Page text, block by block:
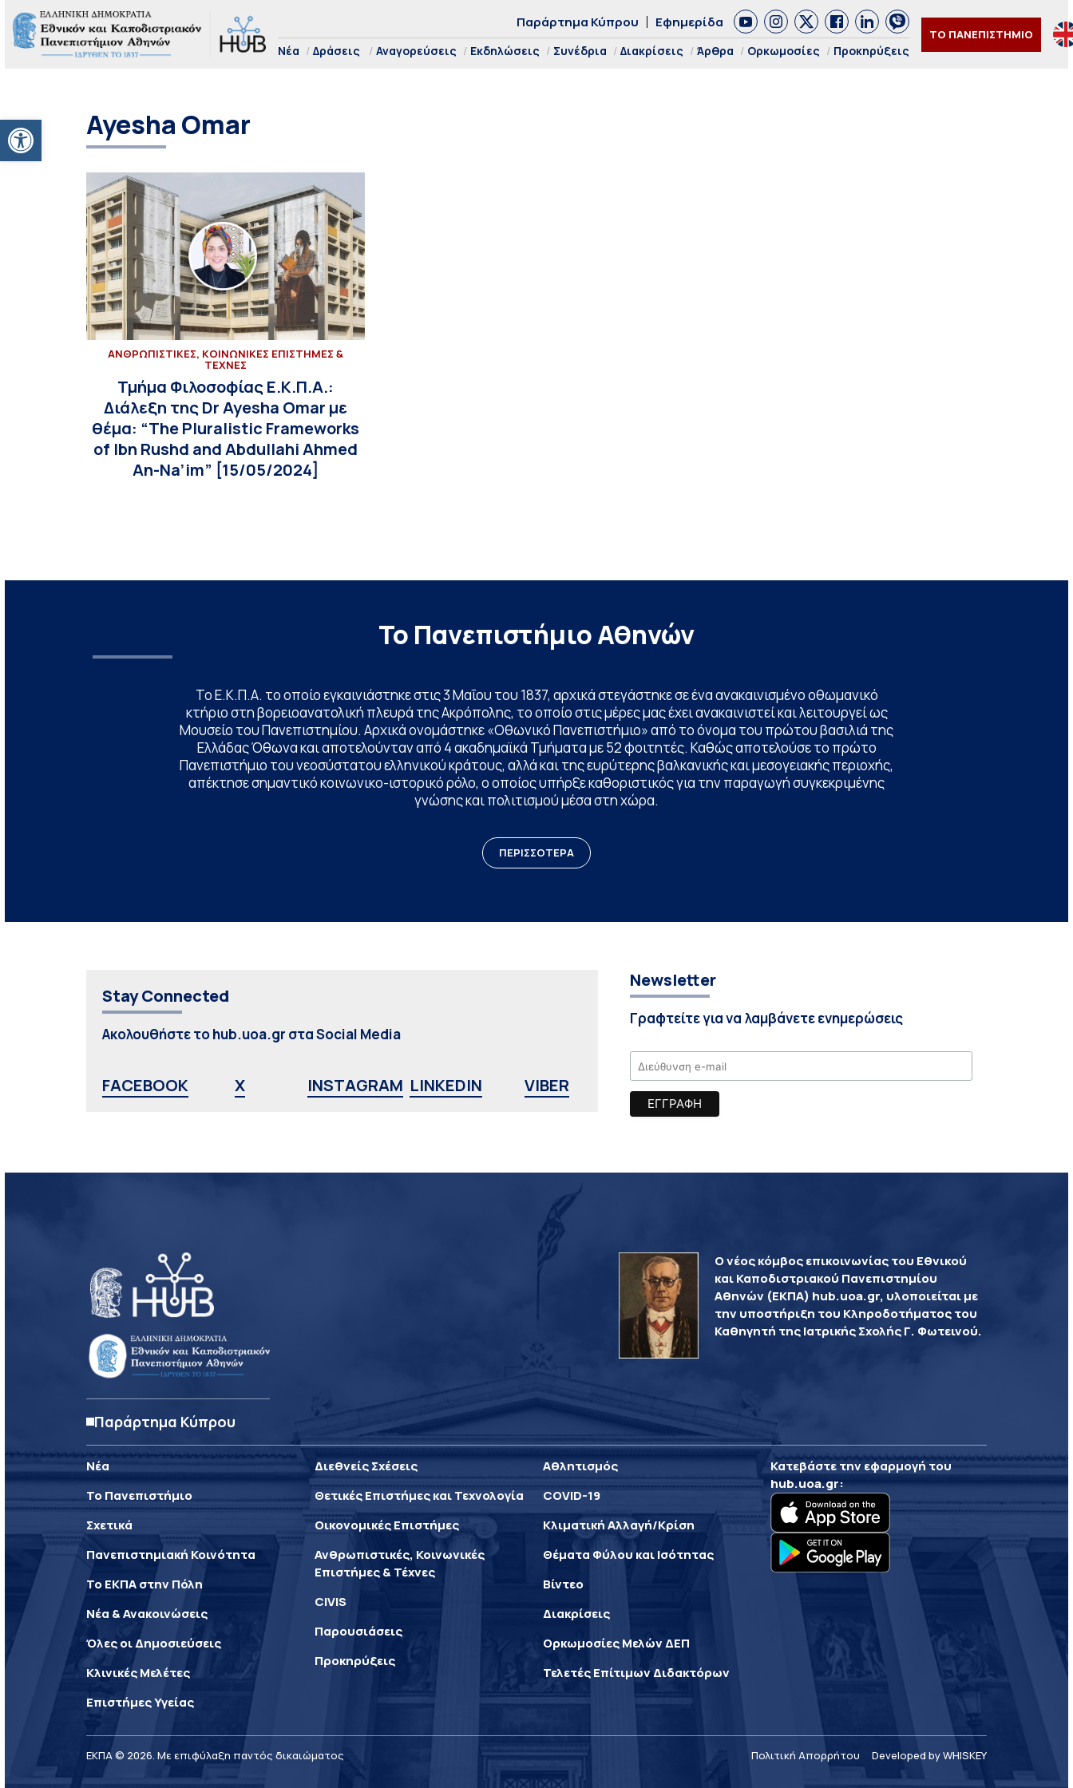
Ανοίξτε τη γραμμή εργαλείων
Παράρτημα Κύπρου Εφημερίδα
Νέα Δράσεις Αναγορεύσεις Εκδηλώσεις Συνέδρια Διακρίσεις Άρθρα Ορκωμοσίες Προκηρύξεις
ΤΟ ΠΑΝΕΠΙΣΤΗΜΙΟ
Ayesha Omar
ΑΝΘΡΩΠΙΣΤΙΚΕΣ, ΚΟΙΝΩΝΙΚΕΣ ΕΠΙΣΤΗΜΕΣ &
ΤΕΧΝΕΣ
Τμήμα Φιλοσοφίας Ε.Κ.Π.Α.:
Διάλεξη της Dr Ayesha Omar με
θέμα: “The Pluralistic Frameworks
of Ibn Rushd and Abdullahi Ahmed
An-Na’im” [15/05/2024]
Το Πανεπιστήμιο Αθηνών
Το Ε.Κ.Π.Α. το οποίο εγκαινιάστηκε στις 3 Μαΐου του 1837, αρχικά στεγάστηκε σε ένα ανακαινισμένο οθωμανικό
κτήριο στη βορειοανατολική πλευρά της Ακρόπολης, το οποίο στις μέρες μας έχει ανακαινιστεί και λειτουργεί ως
Μουσείο του Πανεπιστημίου. Αρχικά ονομάστηκε «Οθωνικό Πανεπιστήμιο» από το όνομα του πρώτου βασιλιά της
Ελλάδας Όθωνα και αποτελούνταν από 4 ακαδημαϊκά Τμήματα με 52 φοιτητές. Καθώς αποτελούσε το πρώτο
Πανεπιστήμιο του νεοσύστατου ελληνικού κράτους, αλλά και της ευρύτερης βαλκανικής και μεσογειακής περιοχής,
απέκτησε σημαντικό κοινωνικο-ιστορικό ρόλο, ο οποίος υπήρξε καθοριστικός για την παραγωγή συγκεκριμένης
γνώσης και πολιτισμού μέσα στη χώρα.
ΠΕΡΙΣΣΟΤΕΡΑ
Stay Connected
Ακολουθήστε το hub.uoa.gr στα Social Media
FACEBOOK X INSTAGRAM LINKEDIN VIBER
Newsletter
Γραφτείτε για να λαμβάνετε ενημερώσεις
Παράρτημα Κύπρου
Ο νέος κόμβος επικοινωνίας του Εθνικού
και Καποδιστριακού Πανεπιστημίου
Αθηνών (ΕΚΠΑ) hub.uoa.gr, υλοποιείται με
την υποστήριξη του Κληροδοτήματος του
Καθηγητή της Ιατρικής Σχολής Γ. Φωτεινού.
Νέα
Το Πανεπιστήμιο
Σχετικά
Πανεπιστημιακή Κοινότητα
Το ΕΚΠΑ στην Πόλη
Νέα & Ανακοινώσεις
Όλες οι Δημοσιεύσεις
Κλινικές Μελέτες
Επιστήμες Υγείας
Διεθνείς Σχέσεις
Θετικές Επιστήμες και Τεχνολογία
Οικονομικές Επιστήμες
Ανθρωπιστικές, Κοινωνικές
Επιστήμες & Τέχνες
CIVIS
Παρουσιάσεις
Προκηρύξεις
Αθλητισμός
COVID-19
Κλιματική Αλλαγή/Κρίση
Θέματα Φύλου και Ισότητας
Βίντεο
Διακρίσεις
Ορκωμοσίες Μελών ΔΕΠ
Τελετές Επίτιμων Διδακτόρων
Κατεβάστε την εφαρμογή του
hub.uoa.gr:
ΕΚΠΑ © 2026. Με επιφύλαξη παντός δικαιώματος Πολιτική Απορρήτου Developed by WHISKEY